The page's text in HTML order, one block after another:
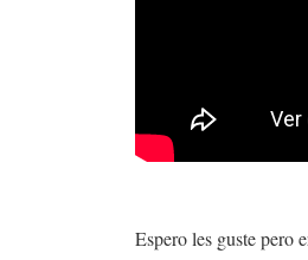
Espero les guste pero